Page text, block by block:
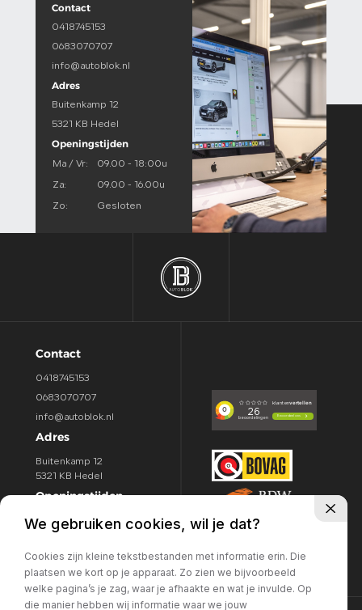
Contact
0418745153
0683070707
info@autoblok.nl
Adres
Buitenkamp 12
5321 KB Hedel
Openingstijden
Ma / Vr: 09.00 - 18:00u
Za: 09.00 - 16.00u
Zo: Gesloten
Contact
0418745153
0683070707
info@autoblok.nl
Adres
Buitenkamp 12
5321 KB Hedel
Openingstijden
Ma / Vr: 09.00 - 18:00u
We gebruiken cookies, wil je dat?
Cookies zijn kleine tekstbestanden met informatie erin. Die
plaatsen we kort op je apparaat. Zo zien we bijvoorbeeld
welke pagina’s je zag, waar je afhaakte en wat je invulde. Op
die manier hebben wij informatie waar we jouw